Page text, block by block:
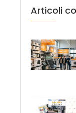
Articoli